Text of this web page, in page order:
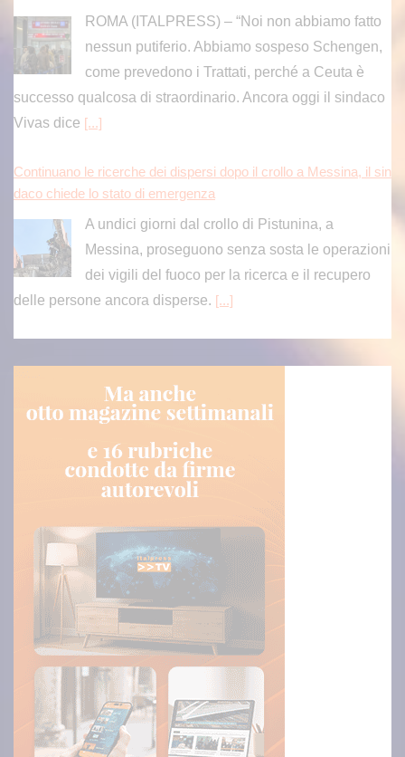
ROMA (ITALPRESS) – “Noi non abbiamo fatto
nessun putiferio. Abbiamo sospeso Schengen,
come prevedono i Trattati, perché a Ceuta è
successo qualcosa di straordinario. Ancora oggi il sindaco
Vivas dice [...]
Continuano le ricerche dei dispersi dopo il crollo a Messina, il sin
daco chiede lo stato di emergenza
A undici giorni dal crollo di Pistunina, a
Messina, proseguono senza sosta le operazioni
dei vigili del fuoco per la ricerca e il recupero
delle persone ancora disperse. [...]